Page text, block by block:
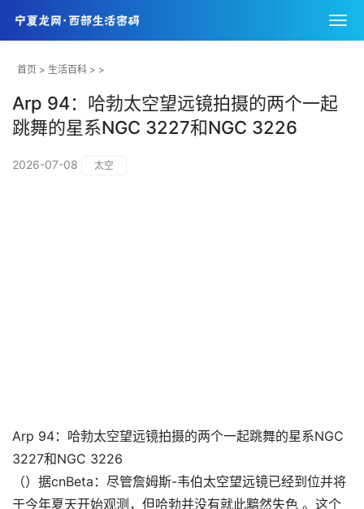
首页 > 生活百科 > >
Arp 94：哈勃太空望远镜拍摄的两个一起
跳舞的星系NGC 3227和NGC 3226
2026-07-08 太空
Arp 94：哈勃太空望远镜拍摄的两个一起跳舞的星系NGC
3227和NGC 3226
（）据cnBeta：尽管詹姆斯-韦伯太空望远镜已经到位并将
于今年夏天开始观测，但哈勃并没有就此黯然失色 。这个